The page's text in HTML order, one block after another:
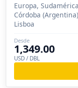
Europa,
Córdoba
Lisboa
Desde
1,349.00
USD / DBL